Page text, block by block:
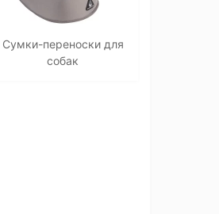
Сумки-переноски для
собак